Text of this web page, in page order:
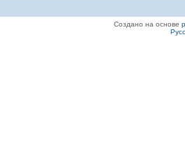
Создано на основе